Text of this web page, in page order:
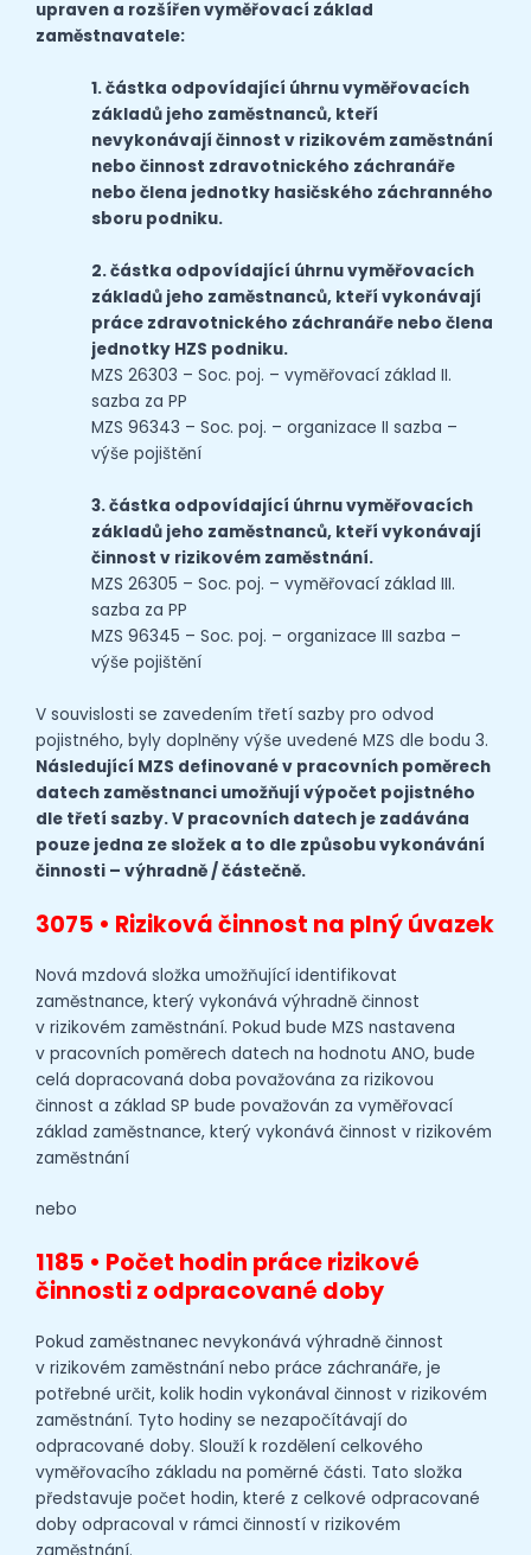
upraven a rozšířen vyměřovací základ
zaměstnavatele:
1. částka odpovídající úhrnu vyměřovacích
základů jeho zaměstnanců, kteří
nevykonávají činnost v rizikovém zaměstnání
nebo činnost zdravotnického záchranáře
nebo člena jednotky hasičského záchranného
sboru podniku.
2. částka odpovídající úhrnu vyměřovacích
základů jeho zaměstnanců, kteří vykonávají
práce zdravotnického záchranáře nebo člena
jednotky HZS podniku.
MZS 26303 – Soc. poj. – vyměřovací základ II.
sazba za PP
MZS 96343 – Soc. poj. – organizace II sazba –
výše pojištění
3. částka odpovídající úhrnu vyměřovacích
základů jeho zaměstnanců, kteří vykonávají
činnost v rizikovém zaměstnání.
MZS 26305 – Soc. poj. – vyměřovací základ III.
sazba za PP
MZS 96345 – Soc. poj. – organizace III sazba –
výše pojištění
V souvislosti se zavedením třetí sazby pro odvod
pojistného, byly doplněny výše uvedené MZS dle bodu 3.
Následující MZS definované v pracovních poměrech
datech zaměstnanci umožňují výpočet pojistného
dle třetí sazby. V pracovních datech je zadávána
pouze jedna ze složek a to dle způsobu vykonávání
činnosti – výhradně / částečně.
3075 • Riziková činnost na plný úvazek
Nová mzdová složka umožňující identifikovat
zaměstnance, který vykonává výhradně činnost
v rizikovém zaměstnání. Pokud bude MZS nastavena
v pracovních poměrech datech na hodnotu ANO, bude
celá dopracovaná doba považována za rizikovou
činnost a základ SP bude považován za vyměřovací
základ zaměstnance, který vykonává činnost v rizikovém
zaměstnání
nebo
1185 • Počet hodin práce rizikové
činnosti z odpracované doby
Pokud zaměstnanec nevykonává výhradně činnost
v rizikovém zaměstnání nebo práce záchranáře, je
potřebné určit, kolik hodin vykonával činnost v rizikovém
zaměstnání. Tyto hodiny se nezapočítávají do
odpracované doby. Slouží k rozdělení celkového
vyměřovacího základu na poměrné části. Tato složka
představuje počet hodin, které z celkové odpracované
doby odpracoval v rámci činností v rizikovém